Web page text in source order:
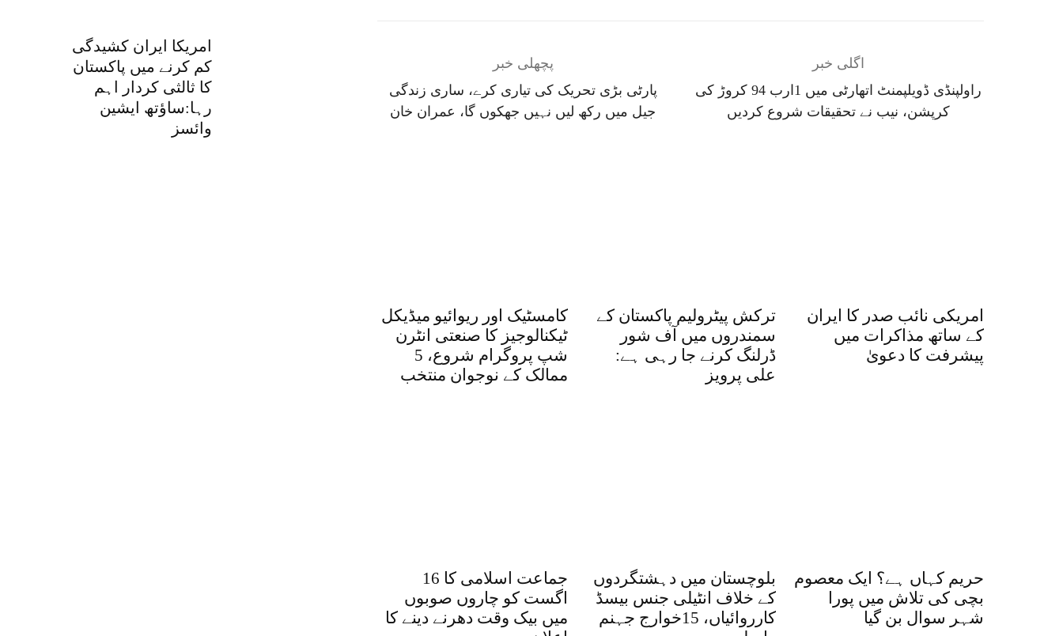
امریکا ایران کشیدگی
کم کرنے میں پاکستان
کا ثالثی کردار اہم
رہا:ساؤتھ ایشین
وائسز
پچھلی خبر
پارٹی بڑی تحریک کی تیاری کرے، ساری زندگی
جیل میں رکھ لیں نہیں جھکوں گا، عمران خان
اگلی خبر
راولپنڈی ڈویلپمنٹ اتھارٹی میں 1ارب 94 کروڑ کی
کرپشن، نیب نے تحقیقات شروع کردیں
کامسٹیک اور ریوائیو میڈیکل
ٹیکنالوجیز کا صنعتی انٹرن
شپ پروگرام شروع، 5
ممالک کے نوجوان منتخب
ترکش پیٹرولیم پاکستان کے
سمندروں میں آف شور
ڈرلنگ کرنے جا رہی ہے:
علی پرویز
امریکی نائب صدر کا ایران
کے ساتھ مذاکرات میں
پیشرفت کا دعویٰ
جماعت اسلامی کا 16
اگست کو چاروں صوبوں
میں بیک وقت دھرنے دینے کا
بلوچستان میں دہشتگردوں
کے خلاف انٹیلی جنس بیسڈ
کارروائیاں، 15خوارج جہنم
حریم کہاں ہے؟ ایک معصوم
بچی کی تلاش میں پورا
شہر سوال بن گیا